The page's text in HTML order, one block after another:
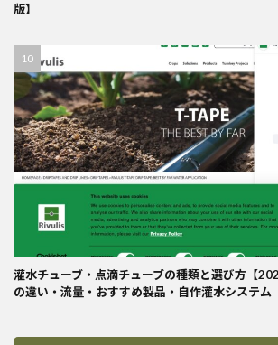
版】
灌水チューブ・点滴チューブの種類と選び方【
の違い・流量・おすすめ製品・自作灌水システム